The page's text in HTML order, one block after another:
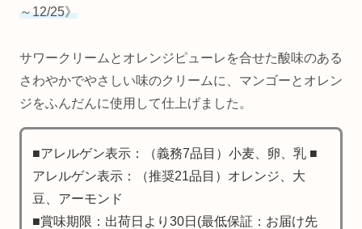
～12/25》
サワークリームとオレンジピューレを合せた酸味のある
さわやかでやさしい味のクリームに、マンゴーとオレン
ジをふんだんに使用して仕上げました。
■アレルゲン表示：（義務7品目）小麦、卵、乳 ■
アレルゲン表示：（推奨21品目）オレンジ、大
豆、アーモンド
■賞味期限：出荷日より30日(最低保証：お届け先